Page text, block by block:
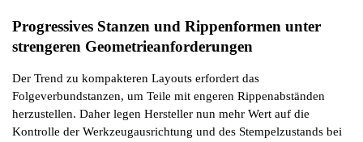
Progressives Stanzen und Rippenformen unter
strengeren Geometrieanforderungen
Der Trend zu kompakteren Layouts erfordert das
Folgeverbundstanzen, um Teile mit engeren Rippenabständen
herzustellen. Daher legen Hersteller nun mehr Wert auf die
Kontrolle der Werkzeugausrichtung und des Stempelzustands bei